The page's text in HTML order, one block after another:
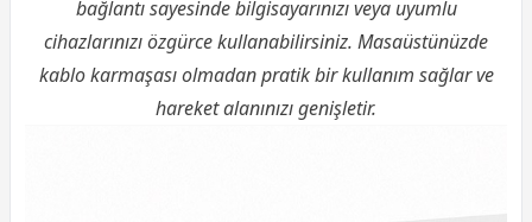
bağlantı sayesinde bilgisayarınızı veya uyumlu
cihazlarınızı özgürce kullanabilirsiniz. Masaüstünüzde
kablo karmaşası olmadan pratik bir kullanım sağlar ve
hareket alanınızı genişletir.